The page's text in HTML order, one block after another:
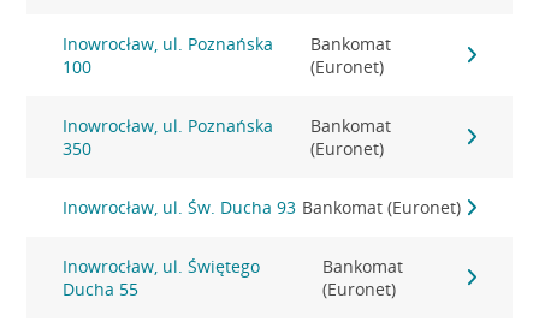
Inowrocław, ul. Poznańska
100
Bankomat
(Euronet)
Inowrocław, ul. Poznańska
350
Bankomat
(Euronet)
Inowrocław, ul. Św. Ducha 93 Bankomat (Euronet)
Inowrocław, ul. Świętego
Ducha 55
Bankomat
(Euronet)